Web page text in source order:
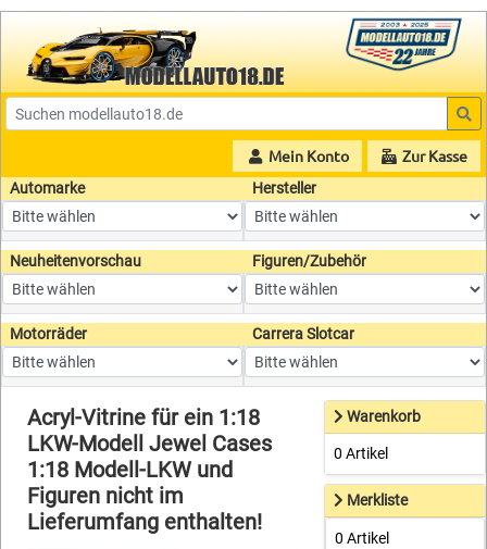
Mein Konto Zur Kasse
Automarke Hersteller
Neuheitenvorschau Figuren/Zubehör
Motorräder Carrera Slotcar
Acryl-Vitrine für ein 1:18
LKW-Modell Jewel Cases
1:18 Modell-LKW und
Figuren nicht im
Lieferumfang enthalten!
Warenkorb
0 Artikel
Merkliste
0 Artikel